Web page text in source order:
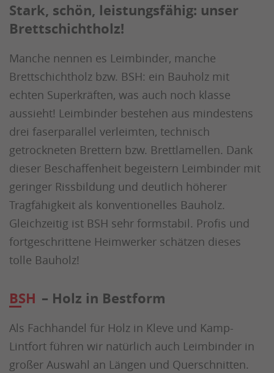
Stark, schön, leistungsfähig: unser
Brettschichtholz!
Manche nennen es Leimbinder, manche
Brettschichtholz bzw. BSH: ein Bauholz mit
echten Superkräften, was auch noch klasse
aussieht! Leimbinder bestehen aus mindestens
drei faserparallel verleimten, technisch
getrockneten Brettern bzw. Brettlamellen. Dank
dieser Beschaffenheit begeistern Leimbinder mit
geringer Rissbildung und deutlich höherer
Tragfähigkeit als konventionelles Bauholz.
Gleichzeitig ist BSH sehr formstabil. Profis und
fortgeschrittene Heimwerker schätzen dieses
tolle Bauholz!
BSH – Holz in Bestform
Als Fachhandel für Holz in Kleve und Kamp-
Lintfort führen wir natürlich auch Leimbinder in
großer Auswahl an Längen und Querschnitten.